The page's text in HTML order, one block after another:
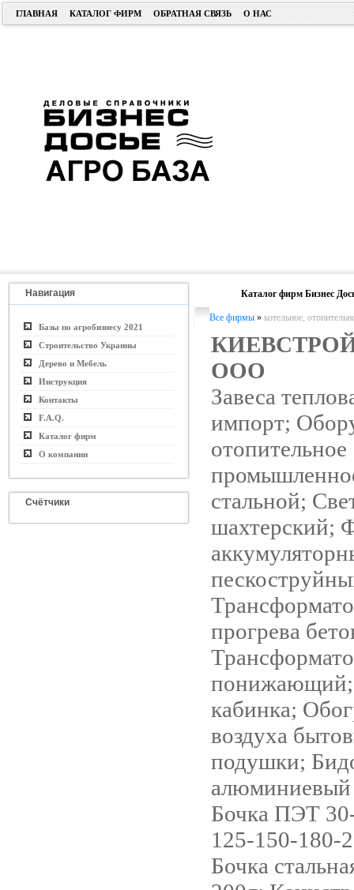
ГЛАВНАЯ КАТАЛОГ ФИРМ ОБРАТНАЯ СВЯЗЬ О НАС
Навигация
Базы по агробизнесу 2021
Строительство Украины
Дерево и Мебель
Инструкция
Контакты
F.A.Q.
Каталог фирм
О компании
Счётчики
Каталог фирм Бизнес
Все фирмы » котельное,
ООО
Завеса
импорт;
отопительное
стальной;
шахтерский;
прогрева
понижающий;
кабинка;
воздуха
подушки;
Бочка ПЭТ
125-150-180-
Бочка